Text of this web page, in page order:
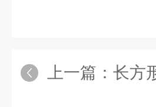
上一篇： 长方